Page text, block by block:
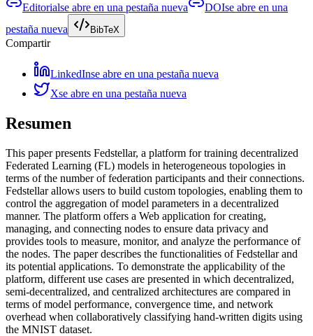
Editorialse abre en una pestaña nueva DOIse abre en una
pestaña nueva
BibTeX
Compartir
LinkedInse abre en una pestaña nueva
Xse abre en una pestaña nueva
Resumen
This paper presents Fedstellar, a platform for training decentralized
Federated Learning (FL) models in heterogeneous topologies in
terms of the number of federation participants and their connections.
Fedstellar allows users to build custom topologies, enabling them to
control the aggregation of model parameters in a decentralized
manner. The platform offers a Web application for creating,
managing, and connecting nodes to ensure data privacy and
provides tools to measure, monitor, and analyze the performance of
the nodes. The paper describes the functionalities of Fedstellar and
its potential applications. To demonstrate the applicability of the
platform, different use cases are presented in which decentralized,
semi-decentralized, and centralized architectures are compared in
terms of model performance, convergence time, and network
overhead when collaboratively classifying hand-written digits using
the MNIST dataset.